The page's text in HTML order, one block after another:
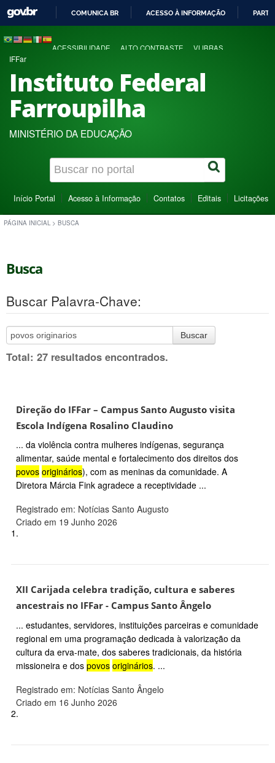
COMUNICA BR ACESSO À INFORMAÇÃO
ACESSIBILIDADE ALTO CONTRASTE VLIBRAS
IFFar
Instituto Federal
Farroupilha
MINISTÉRIO DA EDUCAÇÃO
Início Portal Acesso à Informação Contatos Editais Licitações
PÁGINA INICIAL > BUSCA
Busca
Buscar Palavra-Chave:
Buscar
Total: 27 resultados encontrados.
Direção do IFFar – Campus Santo Augusto visita
Escola Indígena Rosalino Claudino
... da violência contra mulheres indígenas, segurança
alimentar, saúde mental e fortalecimento dos direitos dos
povos originários), com as meninas da comunidade. A
Diretora Márcia Fink agradece a receptividade ...
Registrado em: Notícias Santo Augusto
Criado em 19 Junho 2026
1.
XII Carijada celebra tradição, cultura e saberes
ancestrais no IFFar - Campus Santo Ângelo
... estudantes, servidores, instituições parceiras e comunidade
regional em uma programação dedicada à valorização da
cultura da erva-mate, dos saberes tradicionais, da história
missioneira e dos povos originários. ...
Registrado em: Notícias Santo Ângelo
Criado em 16 Junho 2026
2.